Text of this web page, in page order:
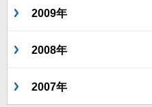
2009年
2008年
2007年